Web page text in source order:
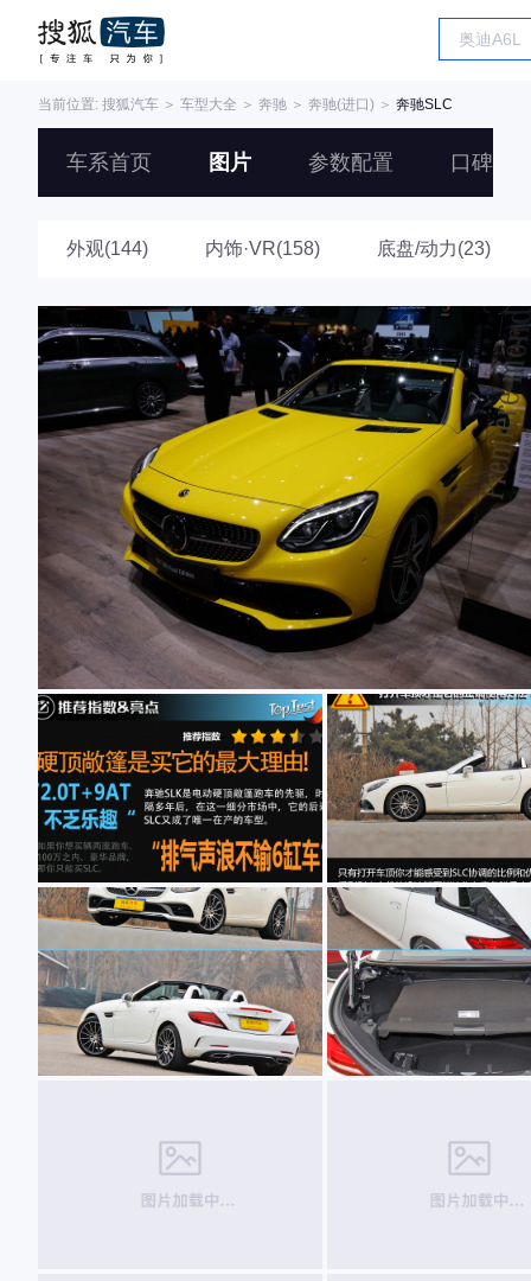
当前位置: 搜狐汽车 ＞ 车型大全 ＞ 奔驰 ＞ 奔驰(进口) ＞ 奔驰SLC
车系首页 图片 参数配置 口碑
外观(144) 内饰·VR(158) 底盘/动力(23)